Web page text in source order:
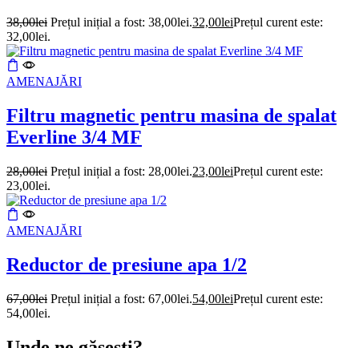
38,00lei Prețul inițial a fost: 38,00lei.32,00leiPrețul curent este:
32,00lei.
AMENAJĂRI
Filtru magnetic pentru masina de spalat
Everline 3/4 MF
28,00lei Prețul inițial a fost: 28,00lei.23,00leiPrețul curent este:
23,00lei.
AMENAJĂRI
Reductor de presiune apa 1/2
67,00lei Prețul inițial a fost: 67,00lei.54,00leiPrețul curent este:
54,00lei.